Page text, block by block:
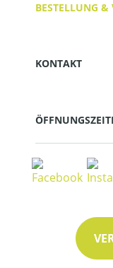
BESTELLUNG &
KONTAKT